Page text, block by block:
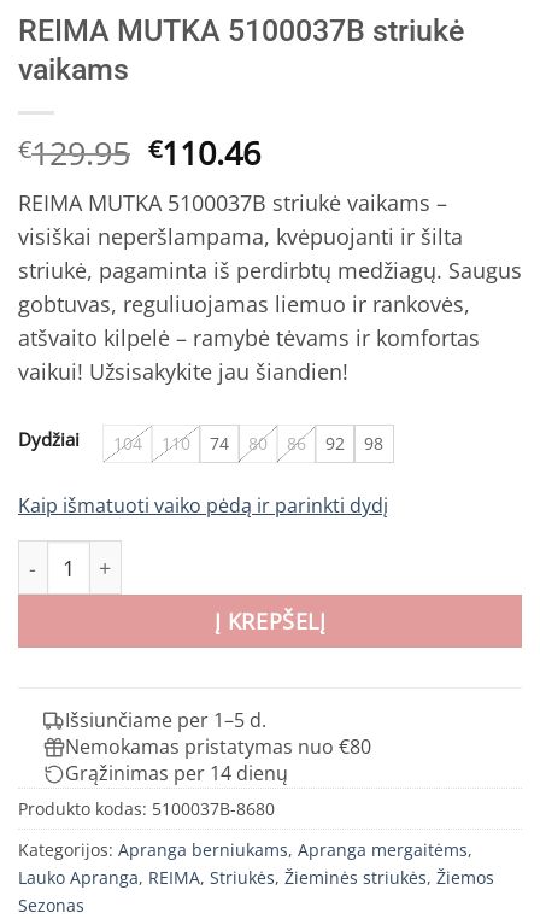
REIMA MUTKA 5100037B striukė
vaikams
€129.95 Original
price
was:
€129.95.
€110.46Current
price
is:
€110.46.
REIMA MUTKA 5100037B striukė vaikams –
visiškai neperšlampama, kvėpuojanti ir šilta
striukė, pagaminta iš perdirbtų medžiagų. Saugus
gobtuvas, reguliuojamas liemuo ir rankovės,
atšvaito kilpelė – ramybė tėvams ir komfortas
vaikui! Užsisakykite jau šiandien!
Dydžiai 104 110 74 80 86 92 98
Kaip išmatuoti vaiko pėdą ir parinkti dydį
produkto kiekis: REIMA MUTKA 5100037B striukė vaikams
Į KREPŠELĮ
Išsiunčiame per 1–5 d.
Nemokamas pristatymas nuo €80
Grąžinimas per 14 dienų
Produkto kodas: 5100037B-8680
Kategorijos: Apranga berniukams, Apranga mergaitėms,
Lauko Apranga, REIMA, Striukės, Žieminės striukės, Žiemos
Sezonas